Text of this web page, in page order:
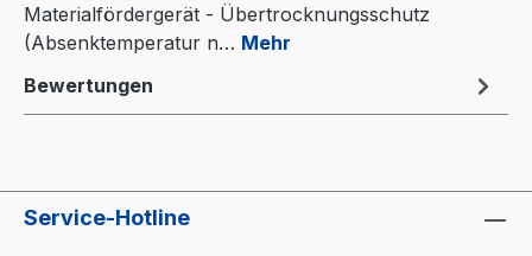
Materialfördergerät - Übertrocknungsschutz
(Absenktemperatur n… Mehr
Bewertungen
Service-Hotline